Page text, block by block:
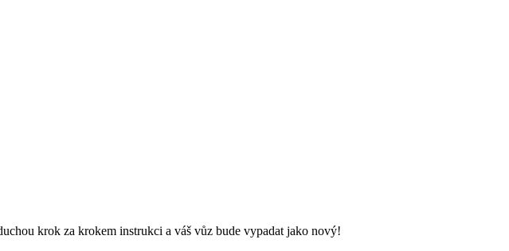
krok za krokem instrukci a váš vůz bude vypadat jako nový!